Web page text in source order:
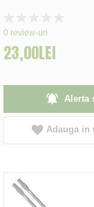
0%
0 review-uri
23,00LEI
Alerta
Adauga in